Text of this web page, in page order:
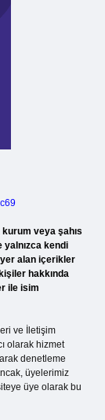
veya şahıs
yalnızca kendi
yer alan içerikler
hakkında
ile isim
ve İletişim
olarak hizmet
denetleme
üyelerimiz
üye olarak bu